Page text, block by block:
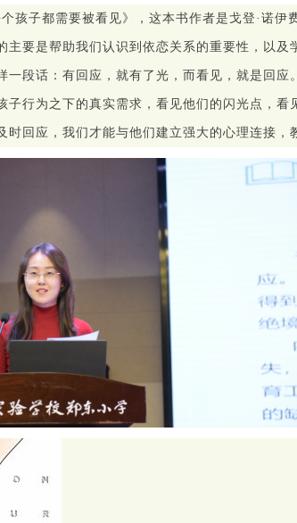
孩子都需要被看见》，这本书作者是戈登 ·诺伊
主要是帮助我们认识到依恋关系的重要性，以及
一段话：有回应，就有了光，而看见，就是回应
子行为之下的真实需求，看见他们的闪光点，看
时回应，我们才能与他们建立强大的心理连接，